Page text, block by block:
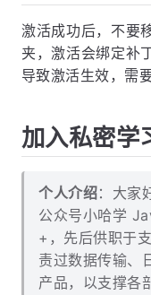
激活成功后，不要
夹，激活会绑定补
导致激活生效，需
加入私密学
个人介绍：大家
公众号小哈学
+，先后供职于
责过数据传输、
产品，以支撑各